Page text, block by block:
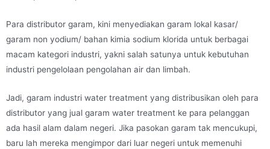
Para distributor garam, kini menyediakan garam lokal kasar/
garam non yodium/ bahan kimia sodium klorida untuk berbagai
macam kategori industri, yakni salah satunya untuk kebutuhan
industri pengelolaan pengolahan air dan limbah.
Jadi, garam industri water treatment yang distribusikan oleh para
distributor yang jual garam water treatment ke para pelanggan
ada hasil alam dalam negeri. Jika pasokan garam tak mencukupi,
baru lah mereka mengimpor dari luar negeri untuk memenuhi